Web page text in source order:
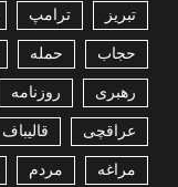
تبریز ترامپ
حجاب حمله
رهبری روزنامه
عراقچی قالیباف
مراغه مردم